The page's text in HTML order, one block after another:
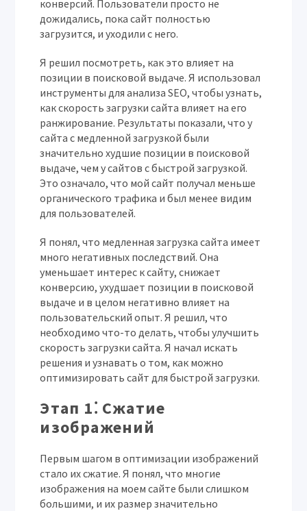
конверсий. Пользователи просто не
дожидались, пока сайт полностью
загрузится, и уходили с него.
Я решил посмотреть, как это влияет на
позиции в поисковой выдаче. Я использовал
инструменты для анализа SEO, чтобы узнать,
как скорость загрузки сайта влияет на его
ранжирование. Результаты показали, что у
сайта с медленной загрузкой были
значительно худшие позиции в поисковой
выдаче, чем у сайтов с быстрой загрузкой.
Это означало, что мой сайт получал меньше
органического трафика и был менее видим
для пользователей.
Я понял, что медленная загрузка сайта имеет
много негативных последствий. Она
уменьшает интерес к сайту, снижает
конверсию, ухудшает позиции в поисковой
выдаче и в целом негативно влияет на
пользовательский опыт. Я решил, что
необходимо что-то делать, чтобы улучшить
скорость загрузки сайта. Я начал искать
решения и узнавать о том, как можно
оптимизировать сайт для быстрой загрузки.
Этап 1⁚ Сжатие
изображений
Первым шагом в оптимизации изображений
стало их сжатие. Я понял, что многие
изображения на моем сайте были слишком
большими, и их размер значительно